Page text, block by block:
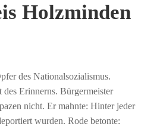
Holzminden
des Nationalsozialismus.
Erinnerns. Bürgermeister
nicht. Er mahnte: Hinter jeder
wurden. Rode betonte: